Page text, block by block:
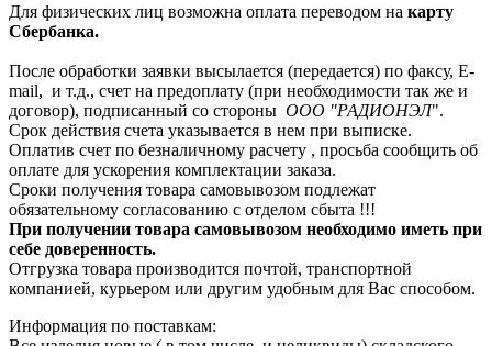
Для физических лиц возможна оплата переводом на карту
Сбербанка.
После обработки заявки высылается (передается) по факсу, E-
mail, и т.д., счет на предоплату (при необходимости так же и
договор), подписанный со стороны ООО "РАДИОНЭЛ".
Срок действия счета указывается в нем при выписке.
Оплатив счет по безналичному расчету , просьба сообщить об
оплате для ускорения комплектации заказа.
Сроки получения товара самовывозом подлежат
обязательному согласованию с отделом сбыта !!!
При получении товара самовывозом необходимо иметь при
себе доверенность.
Отгрузка товара производится почтой, транспортной
компанией, курьером или другим удобным для Вас способом.
Информация по поставкам: